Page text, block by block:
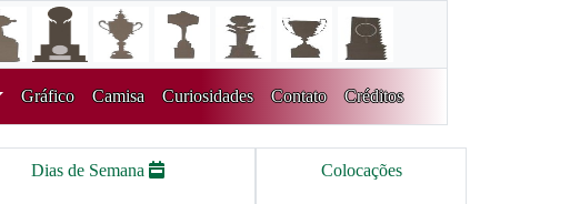
Gráfico Camisa Curiosidades Contato Créditos
Dias de Semana Colocações